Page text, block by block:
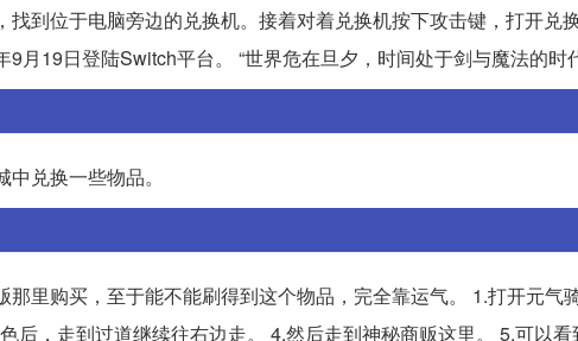
到位于电脑旁边的兑换机。接着对着兑换机按下攻击键，打开兑
月19日登陆Switch平台。 “世界危在旦夕，时间处于剑与魔法的时
兑换一些物品。
里购买，至于能不能刷得到这个物品，完全靠运气。 1.打开元气
后，走到过道继续往右边走。 4.然后走到神秘商贩这里。 5.可以看